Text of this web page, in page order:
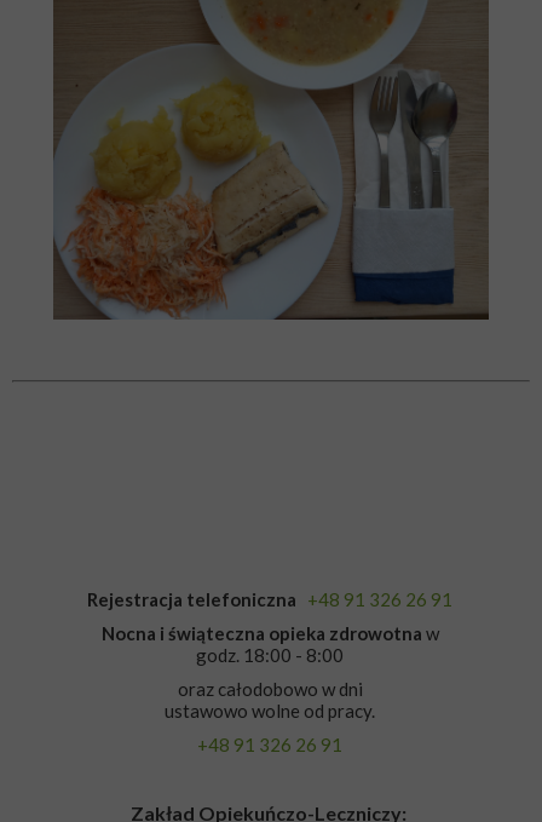
Rejestracja telefoniczna +48 91 326 26 91
Nocna i świąteczna opieka zdrowotna w
godz. 18:00 - 8:00
oraz całodobowo w dni
ustawowo wolne od pracy.
+48 91 326 26 91
Zakład Opiekuńczo-Leczniczy: